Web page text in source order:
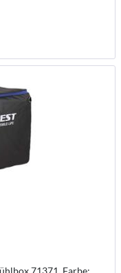
71371, Farbe: